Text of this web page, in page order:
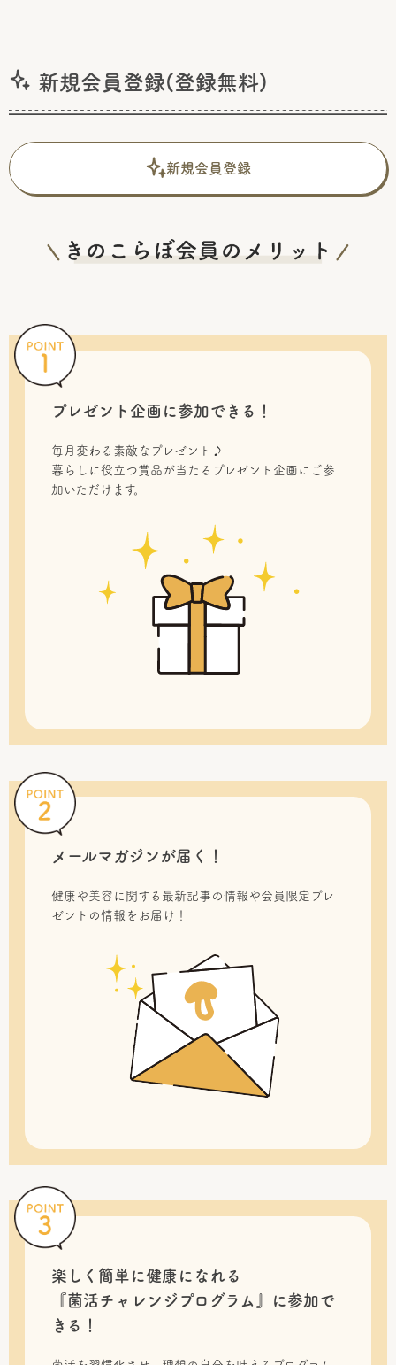
新規会員登録(登録無料)
新規会員登録
プレゼント企画に参加できる！
毎月変わる素敵なプレゼント♪
暮らしに役立つ賞品が当たるプレゼント企画にご参
加いただけます。
メールマガジンが届く！
健康や美容に関する最新記事の情報や会員限定プレ
ゼントの情報をお届け！
楽しく簡単に健康になれる
『菌活チャレンジプログラム』に 参加で
きる！